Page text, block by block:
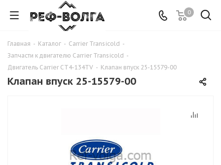
0
Главная - Каталог - Carrier Transicold -
Запчасти к двигателю Carrier Transicold -
Двигатель Carrier CT4-134TV - Клапан впуск 25-15579-00
Клапан впуск 25-15579-00